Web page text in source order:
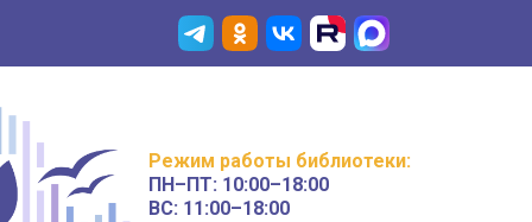
Режим работы библиотеки:
ПН–ПТ: 10:00–18:00
ВС: 11:00–18:00